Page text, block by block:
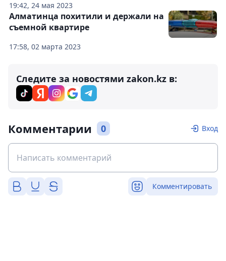
19:42, 24 мая 2023
17:58, 02 марта 2023
Алматинца похитили и держали на
съемной квартире
Следите за новостями zakon.kz в:
Комментарии 0 Вход
Комментировать